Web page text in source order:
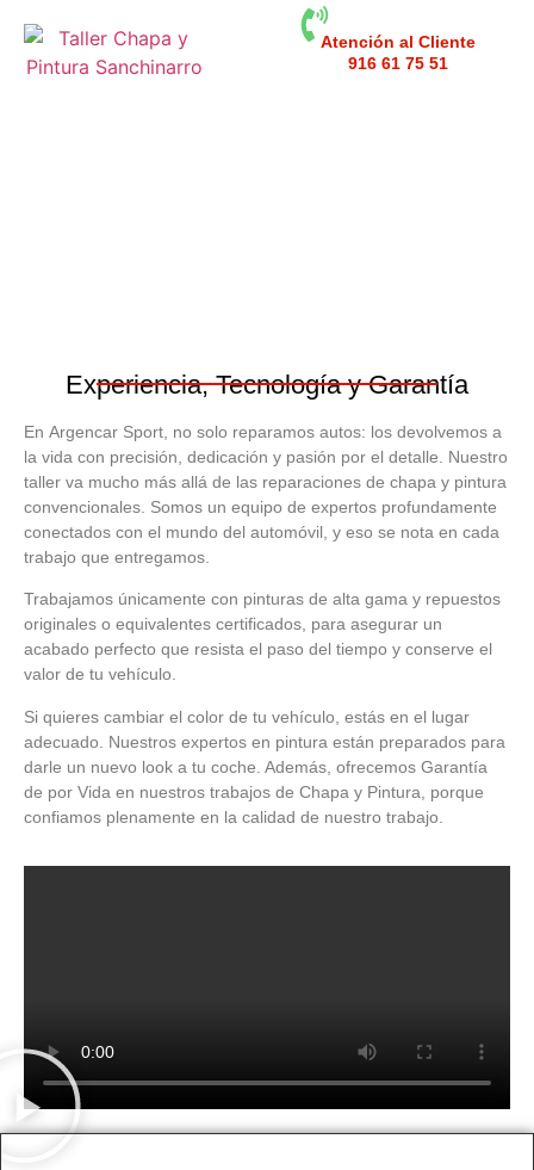
Atención al Cliente
916 61 75 51
Experiencia, Tecnología y Garantía
En Argencar Sport , no solo reparamos autos: los devolvemos a
la vida con precisión, dedicación y pasión por el detalle. Nuestro
taller va mucho más allá de las reparaciones de chapa y pintura
convencionales. Somos un equipo de expertos profundamente
conectados con el mundo del automóvil, y eso se nota en cada
trabajo que entregamos.
Trabajamos únicamente con pinturas de alta gama y repuestos
originales o equivalentes certificados, para asegurar un
acabado perfecto que resista el paso del tiempo y conserve el
valor de tu vehículo.
Si quieres cambiar el color de tu vehículo, estás en el lugar
adecuado. Nuestros expertos en pintura están preparados para
darle un nuevo look a tu coche. Además, ofrecemos Garantía
de por Vida en nuestros trabajos de Chapa y Pintura, porque
confiamos plenamente en la calidad de nuestro trabajo.